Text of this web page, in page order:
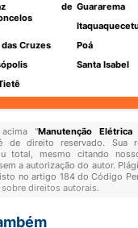
de Guararema
Cruzes
Poá
Santa Isabel
"Manutenção
de direito reservado. Sua
total, mesmo citando
a autorização do autor.
no artigo 184 do Código
direitos autorais.